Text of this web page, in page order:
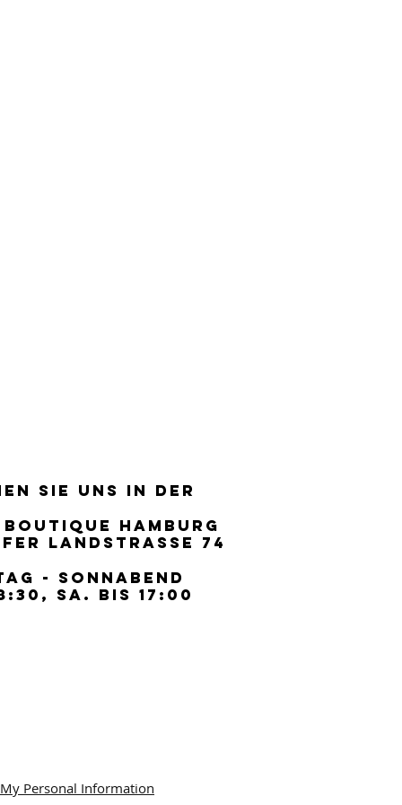
SIE UNS IN DER
HAMBURG
LANDSTRASSE 74
- SONNABEND
SA. BIS 17:00
SIE UNS IN DER
HAMBURG
LANDSTRASSE 74
- SONNABEND
SA. BIS 17:00
Personal Information